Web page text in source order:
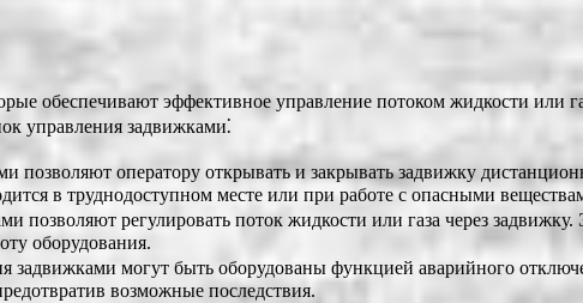
обеспечивают эффективное управление потоком жидкости или
управления задвижками⁚
позволяют оператору открывать и закрывать задвижку
в труднодоступном месте или при работе с опасными
позволяют регулировать поток жидкости или газа через задвижку.
оборудования.
задвижками могут быть оборудованы функцией аварийного
возможные последствия.